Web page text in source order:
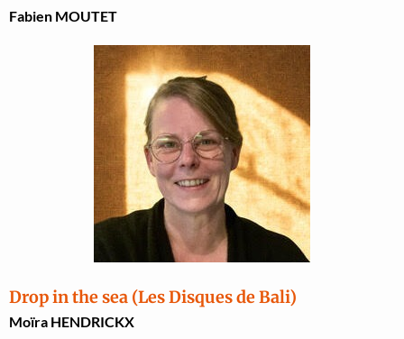
Fabi­en MOUTET
Drop in the sea (Les Disques de Bali)
Moïra HENDRICKX